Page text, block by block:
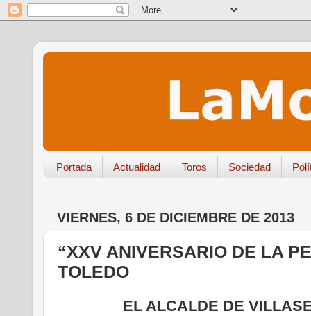
Portada Actualidad Toros Sociedad
VIERNES, 6 DE DICIEMBRE DE 2013
“XXV ANIVERSARIO DE LA
TOLEDO
EL ALCALDE DE